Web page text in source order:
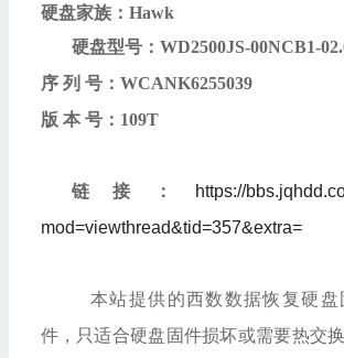
硬盘家族： Hawk
硬盘型号： WD2500JS-00NCB1-
序 列 号： WCANK6255039
版 本 号： 109T
链接：
https://
mod=viewthread&tid=357&extra=
本站提供的西数数据恢复硬盘
件，只适合硬盘固件损坏或需要热交